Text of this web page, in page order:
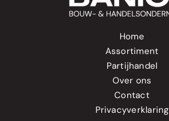
Home
Assortiment
Partijhandel
Over ons
Contact
Privacyverklaring